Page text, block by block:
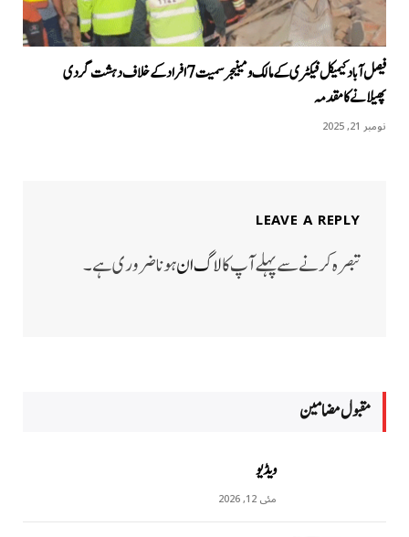
فیصل آباد کیمیکل فیکٹری کے مالک و مینیجر سمیت 7 افراد کےخلاف دہشت گردی
پھیلانےکا مقدمہ
نومبر 21, 2025
LEAVE A REPLY
تبصرہ کرنے سے پہلے آپ کالاگ انہونا ضروری ہے۔
مقبول مضامين
ویڈیو
مئی 12, 2026